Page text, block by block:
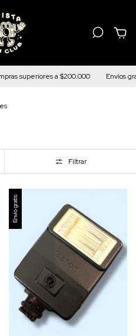
superiores a $200.000 Envíos
Filtrar
Envío gratis